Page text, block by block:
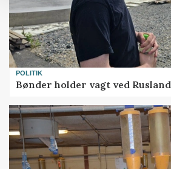
POLITIK
Bønder holder vagt ved Rusland